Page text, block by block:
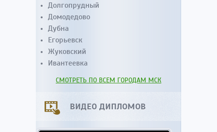
Долгопрудный
Домодедово
Дубна
Егорьевск
Жуковский
Ивантеевка
СМОТРЕТЬ ПО ВСЕМ ГОРОДАМ МСК
ВИДЕО ДИПЛОМОВ